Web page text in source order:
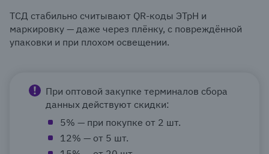
ТСД стабильно считывают QR-коды ЭТрН и
маркировку — даже через плёнку, с повреждённой
упаковки и при плохом освещении.
При оптовой закупке терминалов сбора
данных действуют скидки:
5% — при покупке от 2 шт.
12% — от 5 шт.